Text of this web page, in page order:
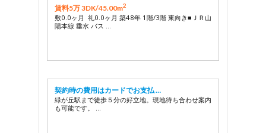
賃料5万 3DK/45.00m2
敷0.0ヶ月 礼0.0ヶ月 築48年 1階/3階 東向き■ＪＲ山
陽本線 垂水 バス …
契約時の費用はカードでお支払 …
緑が丘駅まで徒歩５分の好立地。現地待ち合わせ案内
も可能です。 …